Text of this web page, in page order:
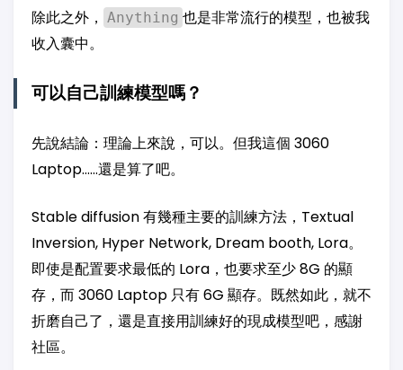
除此之外， Anything 也是非常流行的模型，也被我
收入囊中。
可以自己訓練模型嗎？
先說結論：理論上來說，可以。但我這個 3060
Laptop……還是算了吧。
Stable diffusion 有幾種主要的訓練方法，Textual
Inversion, Hyper Network, Dream booth, Lora。
即使是配置要求最低的 Lora，也要求至少 8G 的顯
存，而 3060 Laptop 只有 6G 顯存。既然如此，就不
折磨自己了，還是直接用訓練好的現成模型吧，感謝
社區。